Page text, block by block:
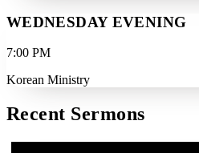
WEDNESDAY EVENING
7:00 PM
Korean Ministry
Recent Sermons